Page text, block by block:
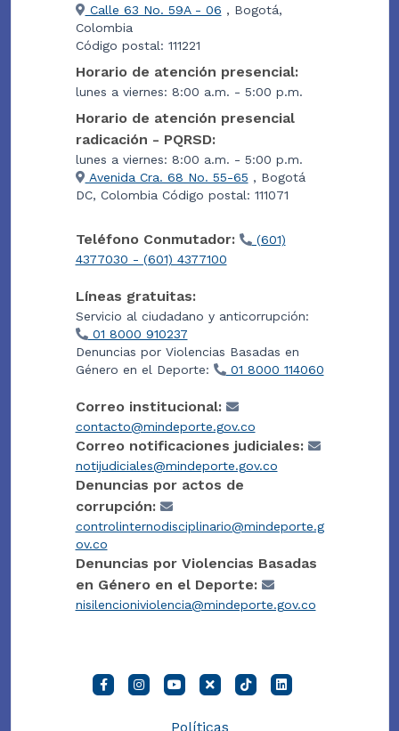
Calle 63 No. 59A - 06 , Bogotá,
Colombia
Código postal: 111221
Horario de atención presencial:
lunes a viernes: 8:00 a.m. - 5:00 p.m.
Horario de atención presencial
radicación - PQRSD:
lunes a viernes: 8:00 a.m. - 5:00 p.m.
Avenida Cra. 68 No. 55-65 , Bogotá
DC, Colombia Código postal: 111071
Teléfono Conmutador:
(601)
4377030 - (601) 4377100
Líneas gratuitas:
Servicio al ciudadano y anticorrupción:
01 8000 910237
Denuncias por Violencias Basadas en
Género en el Deporte:
01 8000 114060
Correo institucional:
contacto@mindeporte.gov.co
Correo notificaciones judiciales:
notijudiciales@mindeporte.gov.co
Denuncias por actos de
corrupción:
controlinternodisciplinario@mindeporte.g
ov.co
Denuncias por Violencias Basadas
en Género en el Deporte:
nisilencioniviolencia@mindeporte.gov.co
Políticas